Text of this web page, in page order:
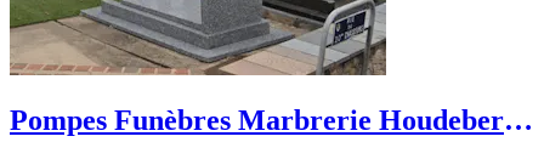
Pompes Funèbres Marbrerie Houdebert